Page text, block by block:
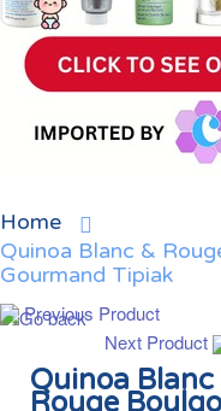
Home
Quinoa Blanc &
Gourmand Tipiak
Previous Product
Next Product
Quinoa Blanc
Rouge